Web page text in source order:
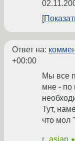
Ответ на:
+00:00
Мы все
мне - по
Тут,
что мол
r_asian